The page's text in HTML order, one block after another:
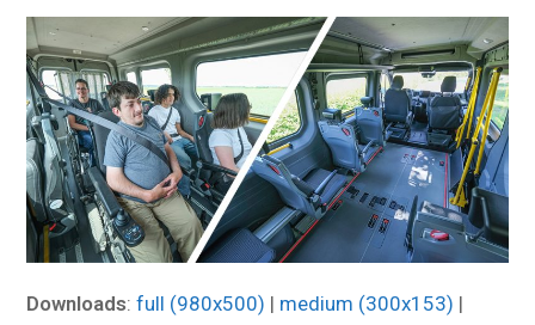
Downloads:full (980x500) | medium (300x153) |